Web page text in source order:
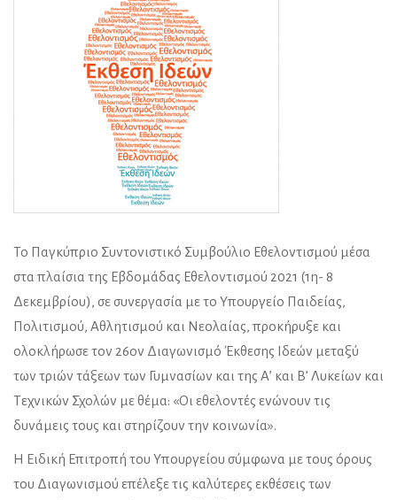
Το Παγκύπριο Συντονιστικό Συμβούλιο Εθελοντισμού μέσα
στα πλαίσια της Εβδομάδας Εθελοντισμού 2021 (1η- 8
Δεκεμβρίου), σε συνεργασία με το Υπουργείο Παιδείας,
Πολιτισμού, Αθλητισμού και Νεολαίας, προκήρυξε και
ολοκλήρωσε τον 26ον Διαγωνισμό Έκθεσης Ιδεών μεταξύ
των τριών τάξεων των Γυμνασίων και της Α’ και Β’ Λυκείων και
Τεχνικών Σχολών με θέμα: «Οι εθελοντές ενώνουν τις
δυνάμεις τους και στηρίζουν την κοινωνία».
Η Ειδική Επιτροπή του Υπουργείου σύμφωνα με τους όρους
του Διαγωνισμού επέλεξε τις καλύτερες εκθέσεις των